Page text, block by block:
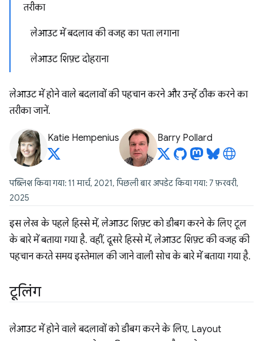
तरीका
लेआउट में बदलाव की वजह का पता लगाना
लेआउट शिफ़्ट दोहराना
लेआउट में होने वाले बदलावों की पहचान करने और उन्हें ठीक करने का
तरीका जानें.
Katie Hempenius Barry Pollard
पब्लिश किया गया: 11 मार्च, 2021, पिछली बार अपडेट किया गया: 7 फ़रवरी,
2025
इस लेख के पहले हिस्से में, लेआउट शिफ़्ट को डीबग करने के लिए टूल
के बारे में बताया गया है. वहीं, दूसरे हिस्से में, लेआउट शिफ़्ट की वजह की
पहचान करते समय इस्तेमाल की जाने वाली सोच के बारे में बताया गया है.
टूलिंग
लेआउट में होने वाले बदलावों को डीबग करने के लिए, Layout